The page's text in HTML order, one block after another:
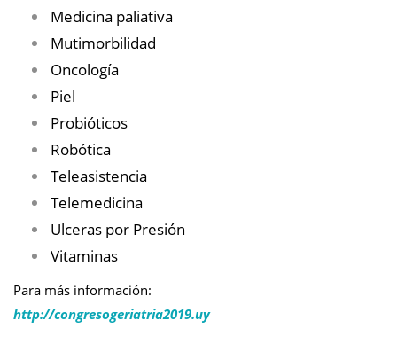
Medicina paliativa
Mutimorbilidad
Oncología
Piel
Probióticos
Robótica
Teleasistencia
Telemedicina
Ulceras por Presión
Vitaminas
Para más información:
http://congresogeriatria2019.uy